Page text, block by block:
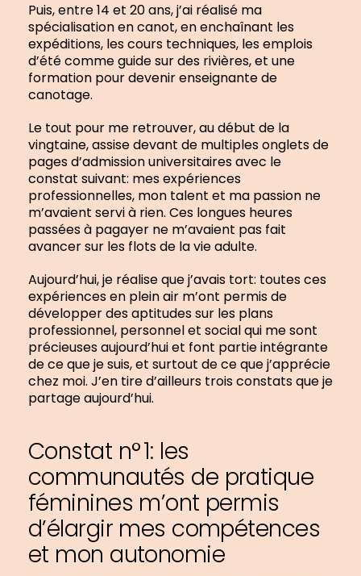
Puis, entre 14 et 20 ans, j’ai réalisé ma
spécialisation en canot, en enchaînant les
expéditions, les cours techniques, les emplois
d’été comme guide sur des rivières, et une
formation pour devenir enseignante de
canotage.
Le tout pour me retrouver, au début de la
vingtaine, assise devant de multiples onglets de
pages d’admission universitaires avec le
constat suivant: mes expériences
professionnelles, mon talent et ma passion ne
m’avaient servi à rien. Ces longues heures
passées à pagayer ne m’avaient pas fait
avancer sur les flots de la vie adulte.
Aujourd’hui, je réalise que j’avais tort: toutes ces
expériences en plein air m’ont permis de
développer des aptitudes sur les plans
professionnel, personnel et social qui me sont
précieuses aujourd’hui et font partie intégrante
de ce que je suis, et surtout de ce que j’apprécie
chez moi. J’en tire d’ailleurs trois constats que je
partage aujourd’hui.
Constat n° 1: les
communautés de pratique
féminines m’ont permis
d’élargir mes compétences
et mon autonomie